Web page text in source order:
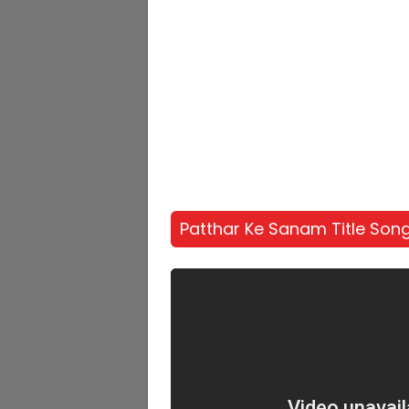
Patthar Ke Sanam Title